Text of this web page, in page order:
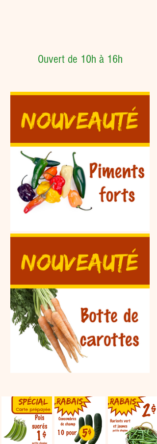
Ouvert de 10h à 16h